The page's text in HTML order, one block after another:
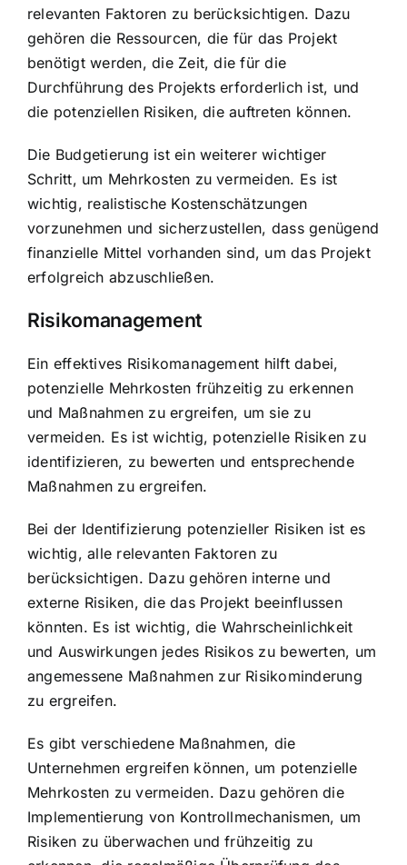
relevanten Faktoren zu berücksichtigen. Dazu
gehören die Ressourcen, die für das Projekt
benötigt werden, die Zeit, die für die
Durchführung des Projekts erforderlich ist, und
die potenziellen Risiken, die auftreten können.
Die Budgetierung ist ein weiterer wichtiger
Schritt, um Mehrkosten zu vermeiden. Es ist
wichtig, realistische Kostenschätzungen
vorzunehmen und sicherzustellen, dass genügend
finanzielle Mittel vorhanden sind, um das Projekt
erfolgreich abzuschließen.
Risikomanagement
Ein effektives Risikomanagement hilft dabei,
potenzielle Mehrkosten frühzeitig zu erkennen
und Maßnahmen zu ergreifen, um sie zu
vermeiden. Es ist wichtig, potenzielle Risiken zu
identifizieren, zu bewerten und entsprechende
Maßnahmen zu ergreifen.
Bei der Identifizierung potenzieller Risiken ist es
wichtig, alle relevanten Faktoren zu
berücksichtigen. Dazu gehören interne und
externe Risiken, die das Projekt beeinflussen
könnten. Es ist wichtig, die Wahrscheinlichkeit
und Auswirkungen jedes Risikos zu bewerten, um
angemessene Maßnahmen zur Risikominderung
zu ergreifen.
Es gibt verschiedene Maßnahmen, die
Unternehmen ergreifen können, um potenzielle
Mehrkosten zu vermeiden. Dazu gehören die
Implementierung von Kontrollmechanismen, um
Risiken zu überwachen und frühzeitig zu